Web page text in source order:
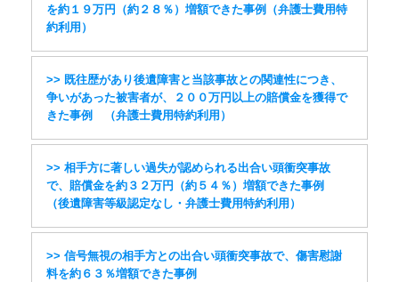
を約１９万円（約２８％）増額できた事例（弁護士費用特
約利用）
>> 既往歴があり後遺障害と当該事故との関連性につき、
争いがあった被害者が、２００万円以上の賠償金を獲得で
きた事例 （弁護士費用特約利用）
>> 相手方に著しい過失が認められる出合い頭衝突事故
で、賠償金を約３２万円（約５４％）増額できた事例
（後遺障害等級認定なし・弁護士費用特約利用）
>> 信号無視の相手方との出合い頭衝突事故で、傷害慰謝
料を約６３％増額できた事例